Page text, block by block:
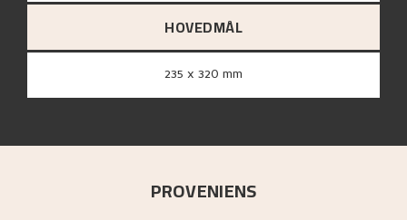
HOVEDMÅL
235 x 320 mm
PROVENIENS